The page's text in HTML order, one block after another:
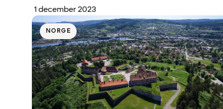
1 december 2023
NORGE